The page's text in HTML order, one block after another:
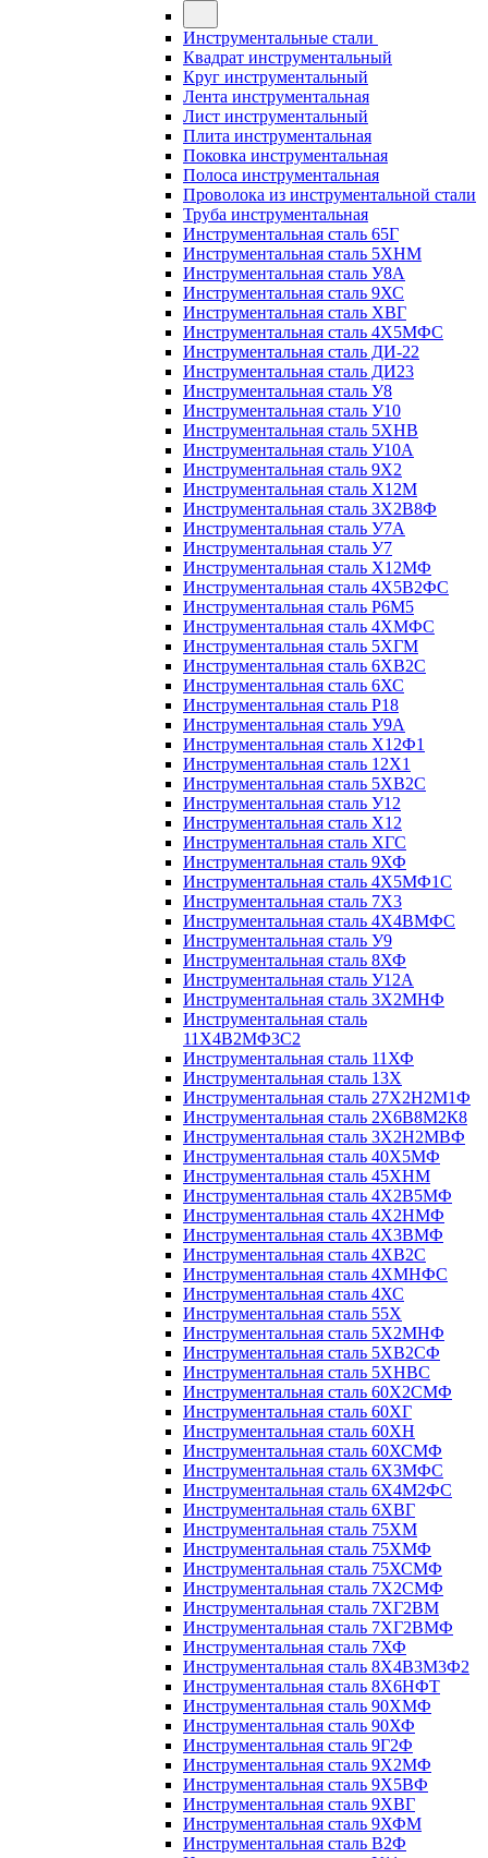
Инструментальные стали
Квадрат инструментальный
Круг инструментальный
Лента инструментальная
Лист инструментальный
Плита инструментальная
Поковка инструментальная
Полоса инструментальная
Проволока из инструментальной стали
Труба инструментальная
Инструментальная сталь 65Г
Инструментальная сталь 5ХНМ
Инструментальная сталь У8А
Инструментальная сталь 9ХС
Инструментальная сталь ХВГ
Инструментальная сталь 4Х5МФС
Инструментальная сталь ДИ-22
Инструментальная сталь ДИ23
Инструментальная сталь У8
Инструментальная сталь У10
Инструментальная сталь 5ХНВ
Инструментальная сталь У10А
Инструментальная сталь 9Х2
Инструментальная сталь Х12М
Инструментальная сталь 3Х2В8Ф
Инструментальная сталь У7А
Инструментальная сталь У7
Инструментальная сталь Х12МФ
Инструментальная сталь 4Х5В2ФС
Инструментальная сталь Р6М5
Инструментальная сталь 4ХМФС
Инструментальная сталь 5ХГМ
Инструментальная сталь 6ХВ2С
Инструментальная сталь 6ХС
Инструментальная сталь Р18
Инструментальная сталь У9А
Инструментальная сталь Х12Ф1
Инструментальная сталь 12Х1
Инструментальная сталь 5ХВ2С
Инструментальная сталь У12
Инструментальная сталь Х12
Инструментальная сталь ХГС
Инструментальная сталь 9ХФ
Инструментальная сталь 4Х5МФ1С
Инструментальная сталь 7Х3
Инструментальная сталь 4Х4ВМФС
Инструментальная сталь У9
Инструментальная сталь 8ХФ
Инструментальная сталь У12А
Инструментальная сталь 3Х2МНФ
Инструментальная сталь
11Х4В2МФ3С2
Инструментальная сталь 11ХФ
Инструментальная сталь 13Х
Инструментальная сталь 27Х2Н2М1Ф
Инструментальная сталь 2Х6В8М2К8
Инструментальная сталь 3Х2Н2МВФ
Инструментальная сталь 40Х5МФ
Инструментальная сталь 45ХНМ
Инструментальная сталь 4Х2В5МФ
Инструментальная сталь 4Х2НМФ
Инструментальная сталь 4Х3ВМФ
Инструментальная сталь 4ХВ2С
Инструментальная сталь 4ХМНФС
Инструментальная сталь 4ХС
Инструментальная сталь 55Х
Инструментальная сталь 5Х2МНФ
Инструментальная сталь 5ХВ2СФ
Инструментальная сталь 5ХНВС
Инструментальная сталь 60Х2СМФ
Инструментальная сталь 60ХГ
Инструментальная сталь 60ХН
Инструментальная сталь 60ХСМФ
Инструментальная сталь 6Х3МФС
Инструментальная сталь 6Х4М2ФС
Инструментальная сталь 6ХВГ
Инструментальная сталь 75ХМ
Инструментальная сталь 75ХМФ
Инструментальная сталь 75ХСМФ
Инструментальная сталь 7Х2СМФ
Инструментальная сталь 7ХГ2ВМ
Инструментальная сталь 7ХГ2ВМФ
Инструментальная сталь 7ХФ
Инструментальная сталь 8Х4В3М3Ф2
Инструментальная сталь 8Х6НФТ
Инструментальная сталь 90ХМФ
Инструментальная сталь 90ХФ
Инструментальная сталь 9Г2Ф
Инструментальная сталь 9Х2МФ
Инструментальная сталь 9Х5ВФ
Инструментальная сталь 9ХВГ
Инструментальная сталь 9ХФМ
Инструментальная сталь В2Ф